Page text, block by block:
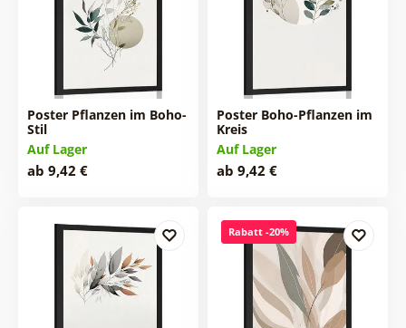
Poster Pflanzen im Boho-
Stil
Auf Lager
ab 9,42 €
Poster Boho-Pflanzen im
Kreis
Auf Lager
ab 9,42 €
Rabatt -20%